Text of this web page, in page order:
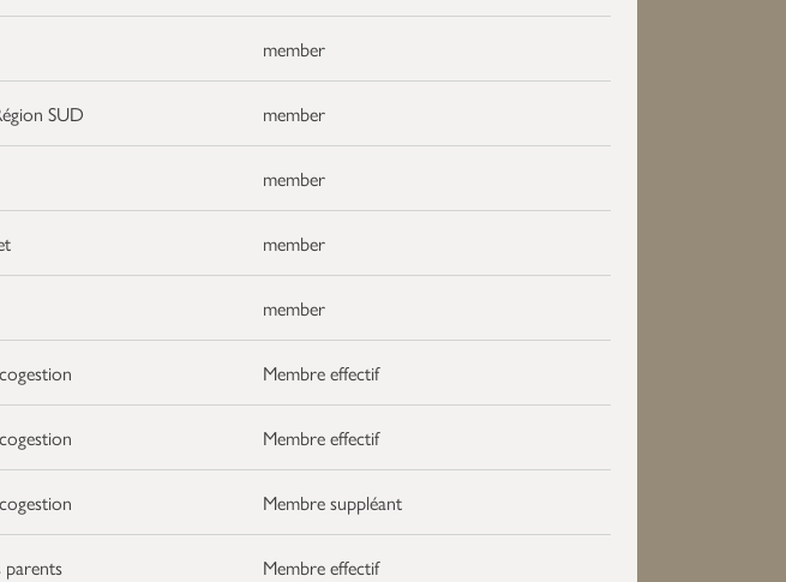
member
SUD member
member
member
member
Membre effectif
Membre effectif
Membre suppléant
parents Membre effectif